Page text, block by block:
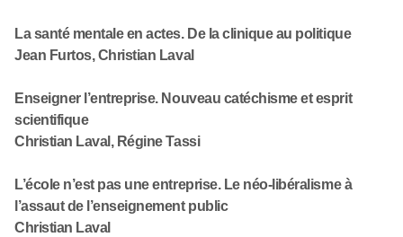
La santé mentale en actes. De la clinique au politique
Jean Furtos, Christian Laval
Enseigner l’entreprise. Nouveau catéchisme et esprit
scientifique
Christian Laval, Régine Tassi
L’école n’est pas une entreprise. Le néo-libéralisme à
l’assaut de l’enseignement public
Christian Laval